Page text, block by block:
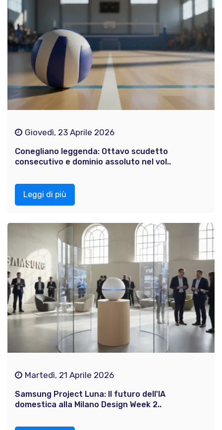
Giovedì, 23 Aprile 2026
Conegliano leggenda: Ottavo scudetto
consecutivo e dominio assoluto nel vol..
Leggi di più
Martedì, 21 Aprile 2026
Samsung Project Luna: Il futuro dell'IA
domestica alla Milano Design Week 2..